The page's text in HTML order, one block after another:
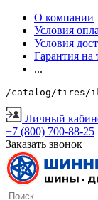
О компании
Условия
Условия
Гарантия на
...
/catalog/tires/
Личный
+7 (800) 700-88-25
Заказать звонок